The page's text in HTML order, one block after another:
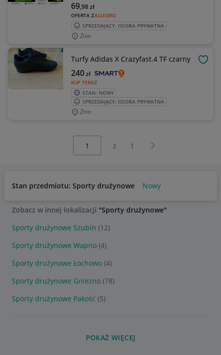
OFERTA ZALLEGRO
69,98zł
SPRZEDAJĄCY: OSOBA PRYWATNA
Żnin
Turfy Adidas X Crazyfast.4 TF czarny
KUP TERAZ
240zł
STAN: NOWY
SPRZEDAJĄCY: OSOBA PRYWATNA
Żnin
z 1 Następna strona
Stan przedmiotu: Sporty drużynowe Nowy
Zobacz w innej lokalizacji "Sporty drużynowe"
Sporty drużynowe Szubin (12)
Sporty drużynowe Wapno (4)
Sporty drużynowe Łochowo (4)
Sporty drużynowe Gniezno (78)
Sporty drużynowe Pakość (5)
POKAŻ WIĘCEJ